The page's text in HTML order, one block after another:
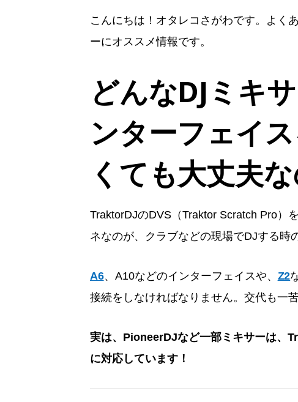
こんにちは！オタレコさがわです。よく
ーにオススメ情報です。
どんなDJミキ
ンターフェイ
くても大丈夫
TraktorDJのDVS（Traktor Scratch Pro）
ネなのが、クラブなどの現場でDJする時
A6、A10などのインターフェイスや、 Z2
接続をしなければなりません。交代も一
実は、PioneerDJなど一部ミキサーは、
に対応しています！